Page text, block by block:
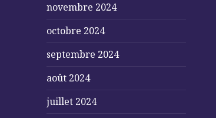
novembre 2024
octobre 2024
septembre 2024
août 2024
juillet 2024